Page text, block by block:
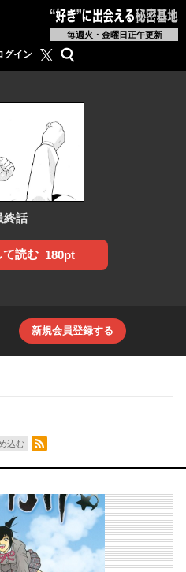
毎週火・金曜日正午更新
グイン 月マガ基地公式X
検索
終話
て読む 180pt
新規会員登録する
込む
RSSフィード